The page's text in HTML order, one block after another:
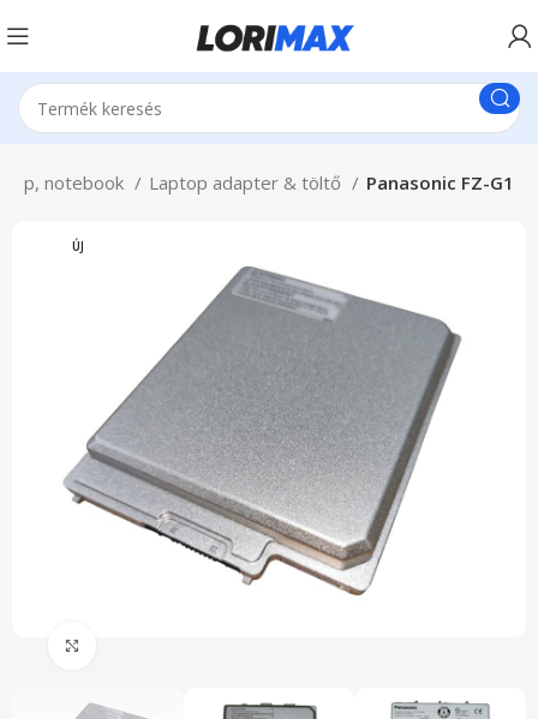
notebook Laptop adapter & töltő Panasonic FZ-G1
ÚJ